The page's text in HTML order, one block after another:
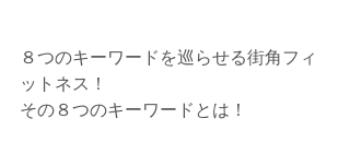
８つのキーワードを巡らせる街角フィ
ットネス！
その８つのキーワードとは！